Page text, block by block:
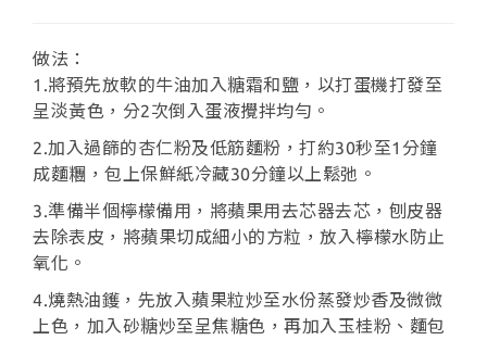
做法：
1.將預先放軟的牛油加入糖霜和鹽，以打蛋機打發至
呈淡黃色，分2次倒入蛋液攪拌均勻。
2.加入過篩的杏仁粉及低筋麵粉，打約30秒至1分鐘
成麵糰，包上保鮮紙冷藏30分鐘以上鬆弛。
3.準備半個檸檬備用，將蘋果用去芯器去芯，刨皮器
去除表皮，將蘋果切成細小的方粒，放入檸檬水防止
氧化。
4.燒熱油鑊，先放入蘋果粒炒至水份蒸發炒香及微微
上色，加入砂糖炒至呈焦糖色，再加入玉桂粉、麵包